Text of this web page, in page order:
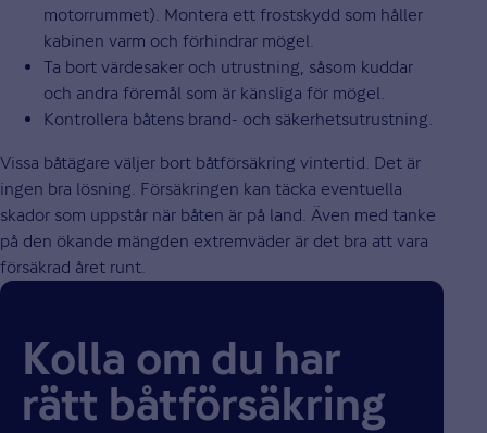
motorrummet). Montera ett frostskydd som håller
kabinen varm och förhindrar mögel.
Ta bort värdesaker och utrustning, såsom kuddar
och andra föremål som är känsliga för mögel.
Kontrollera båtens brand- och säkerhetsutrustning.
Vissa båtägare väljer bort båtförsäkring vintertid. Det är
ingen bra lösning. Försäkringen kan täcka eventuella
skador som uppstår när båten är på land. Även med tanke
på den ökande mängden extremväder är det bra att vara
försäkrad året runt.
Kolla om du har
rätt båtförsäkring